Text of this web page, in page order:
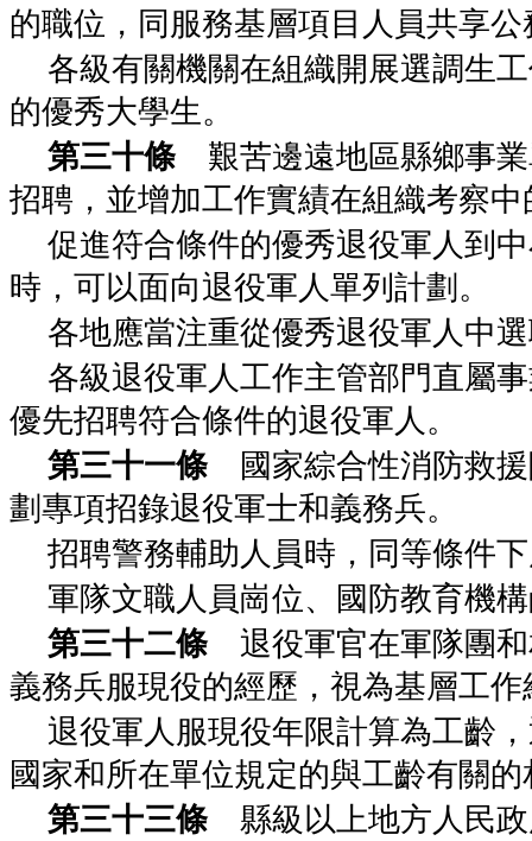
的職位，同服務基層項目人員共享
各級有關機關在組織開展選調生
的優秀大學生。
第三十條
艱苦邊遠地區縣鄉事
招聘，並增加工作實績在組織考察中
促進符合條件的優秀退役軍人到
時，可以面向退役軍人單列計劃。
各地應當注重從優秀退役軍人中
各級退役軍人工作主管部門直屬
優先招聘符合條件的退役軍人。
第三十一條
國家綜合性消防救
劃專項招錄退役軍士和義務兵。
招聘警務輔助人員時，同等條件
軍隊文職人員崗位、國防教育機
第三十二條
退役軍官在軍隊團
義務兵服現役的經歷，視為基層工作
退役軍人服現役年限計算為工齡
國家和所在單位規定的與工齡有關
第三十三條
縣級以上地方人民